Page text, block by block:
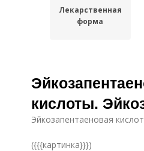
Лекарственная
форма
кислоты.
Эйкозапентаеновая
({{{картинка}}})